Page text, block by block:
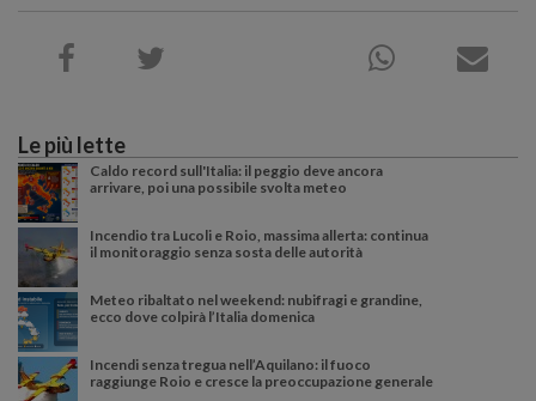
Le più lette
Caldo record sull'Italia: il peggio deve ancora
arrivare, poi una possibile svolta meteo
Incendio tra Lucoli e Roio, massima allerta: continua
il monitoraggio senza sosta delle autorità
Meteo ribaltato nel weekend: nubifragi e grandine,
ecco dove colpirà l’Italia domenica
Incendi senza tregua nell’Aquilano: il fuoco
raggiunge Roio e cresce la preoccupazione generale